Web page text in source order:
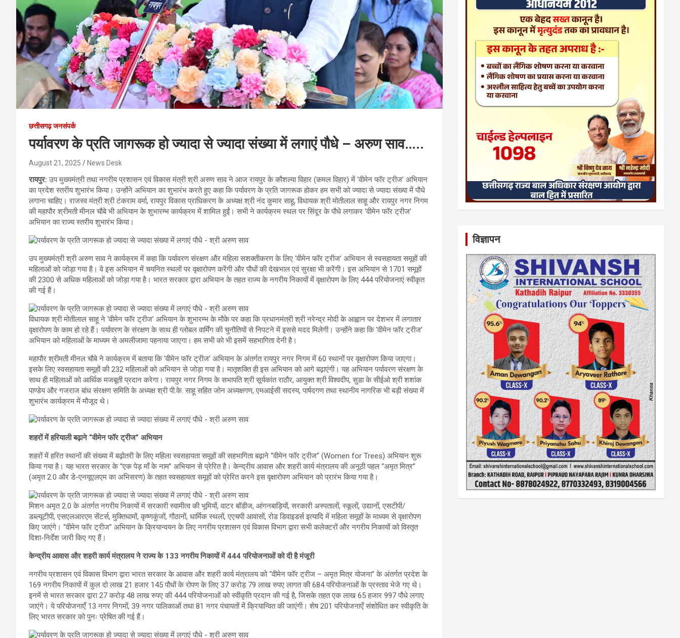
छत्तीसगढ़ जनसंपर्क
पर्यावरण के प्रति जागरूक हो ज्यादा से ज्यादा संख्या में लगाएं पौधे – अरुण साव…..
August 21, 2025 News Desk
रायपुर:उप मुख्यमंत्री तथा नगरीय प्रशासन एवं विकास मंत्री श्री अरुण साव ने आज रायपुर के कौशल्या विहार (कमल विहार) में ‘वीमेन फॉर ट्रीज’ अभियान
का प्रदेश स्तरीय शुभारंभ किया। उन्होंने अभियान का शुभारंभ करते हुए कहा कि पर्यावरण के प्रति जागरूक होकर हम सभी को ज्यादा से ज्यादा संख्या में पौधे
लगाना चाहिए। राजस्व मंत्री श्री टंकराम वर्मा, रायपुर विकास प्राधिकरण के अध्यक्ष श्री नंद कुमार साहू, विधायक श्री मोतीलाल साहू और रायपुर नगर निगम
की महापौर श्रीमती मीनल चौबे भी अभियान के शुभारम्भ कार्यक्रम में शामिल हुईं। सभी ने कार्यक्रम स्थल पर सिंदूर के पौधे लगाकर ‘वीमेन फॉर ट्रीज’
अभियान का राज्य स्तरीय शुभारंभ किया।
उप मुख्यमंत्री श्री अरुण साव ने कार्यक्रम में कहा कि पर्यावरण संरक्षण और महिला सशक्तीकरण के लिए ‘वीमेन फॉर ट्रीज’ अभियान से स्वसहायता समूहों की
महिलाओं को जोड़ा गया है। वे इस अभियान में चयनित स्थलों पर वृक्षारोपण करेंगी और पौधों की देखभाल एवं सुरक्षा भी करेंगी। इस अभियान से 1701 समूहों
की 2300 से अधिक महिलाओं को जोड़ा गया है। भारत सरकार द्वारा अभियान के तहत राज्य के नगरीय निकायों में वृक्षारोपण के लिए 444 परियोजनाएं स्वीकृत
की गई हैं।
विधायक श्री मोतीलाल साहू ने ‘वीमेन फॉर ट्रीज’ अभियान के शुभारम्भ के मौके पर कहा कि प्रधानमंत्री श्री नरेन्द्र मोदी के आह्वान पर देशभर में लगातार
वृक्षारोपण के काम हो रहे हैं। पर्यावरण के संरक्षण के साथ ही ग्लोबल वार्मिंग की चुनौतियों से निपटने में इससे मदद मिलेगी। उन्होंने कहा कि ‘वीमेन फॉर ट्रीज’
अभियान को महिलाओं के माध्यम से अमलीजामा पहनाया जाएगा। हम सभी को भी इसमें सहभागिता देनी है।
महापौर श्रीमती मीनल चौबे ने कार्यक्रम में बताया कि ‘वीमेन फॉर ट्रीज’ अभियान के अंतर्गत रायपुर नगर निगम में 60 स्थानों पर वृक्षारोपण किया जाएगा।
इसके लिए स्वसहायता समूहों की 232 महिलाओं को अभियान से जोड़ा गया है। मातृशक्ति ही इस अभियान को आगे बढ़ाएंगी। यह अभियान पर्यावरण संरक्षण के
साथ ही महिलाओं को आर्थिक मजबूती प्रदान करेगा। रायपुर नगर निगम के सभापति श्री सूर्यकांत राठौर, आयुक्त श्री विश्वदीप, सुडा के सीईओ श्री शशांक
पाण्डेय और गजराज बांध संरक्षण समिति के अध्यक्ष श्री पी.के. साहू सहित जोन अध्यक्षगण, एमआईसी सदस्य, पार्षदगण तथा स्थानीय नागरिक भी बड़ी संख्या में
शुभारंभ कार्यक्रम में मौजूद थे।
शहरों में हरियाली बढ़ाने “वीमेन फॉर ट्रीज” अभियान
शहरों में हरित स्थानों की संख्या में बढ़ोतरी के लिए महिला स्वसहायता समूहों की सहभागिता बढ़ाने “वीमेन फॉर ट्रीज” (Women for Trees) अभियान शुरू
किया गया है। यह भारत सरकार के “एक पेड़ माँ के नाम” अभियान से प्रेरित है। केन्द्रीय आवास और शहरी कार्य मंत्रालय की अनूठी पहल “अमृत मित्र”
(अमृत 2.0 और डे-एनयूएलएम का अभिसरण) के तहत स्वसहायता समूहों को प्रेरित करने इस वृक्षारोपण अभियान को प्रारंभ किया गया है।
मिशन अमृत 2.0 के अंतर्गत नगरीय निकायों में सरकारी स्वामीत्व की भूमियों, वाटर बॉडीज, आंगनबाड़ियों, सरकारी अस्पतालों, स्कूलों, उद्यानों, एसटीपी/
डब्ल्यूटीपी, एसएलआरएम सेंटर्स, मुक्तिधामों, कृष्णकुंजों, गौठानों, धार्मिक स्थलों, एएचपी आवासों, रोड डिवाइडर्स इत्यादि में महिला समूहों के माध्यम से वृक्षारोपण
किए जाएंगे। “वीमेन फॉर ट्रीज” अभियान के क्रियान्वयन के लिए नगरीय प्रशासन एवं विकास विभाग द्वारा सभी कलेक्टरों और नगरीय निकायों को विस्तृत
दिशा-निर्देश जारी किए गए हैं।
केन्द्रीय आवास और शहरी कार्य मंत्रालय ने राज्य के 133 नगरीय निकायों में 444 परियोजनाओं को दी है मंजूरी
नगरीय प्रशासन एवं विकास विभाग द्वारा भारत सरकार के आवास और शहरी कार्य मंत्रालय को “वीमेन फॉर ट्रीज – अमृत मित्र योजना” के अंतर्गत प्रदेश के
169 नगरीय निकायों में कुल दो लाख 21 हजार 145 पौधों के रोपण के लिए 37 करोड़ 79 लाख रुपए लागत की 684 परियोजनाओं के प्रस्ताव भेजे गए थे।
इनमें से भारत सरकार द्वारा 27 करोड़ 48 लाख रुपए की 444 परियोजनाओं को स्वीकृति प्रदान की गई है, जिसके तहत एक लाख 65 हजार 997 पौधे लगाए
जाएंगे। ये परियोजनाएँ 13 नगर निगमों, 39 नगर पालिकाओं तथा 81 नगर पंचायतों में क्रियान्वित की जाएंगी। शेष 201 परियोजनाएँ संशोधित कर स्वीकृति के
लिए भारत सरकार को पुनः प्रेषित की गई हैं।
विज्ञापन